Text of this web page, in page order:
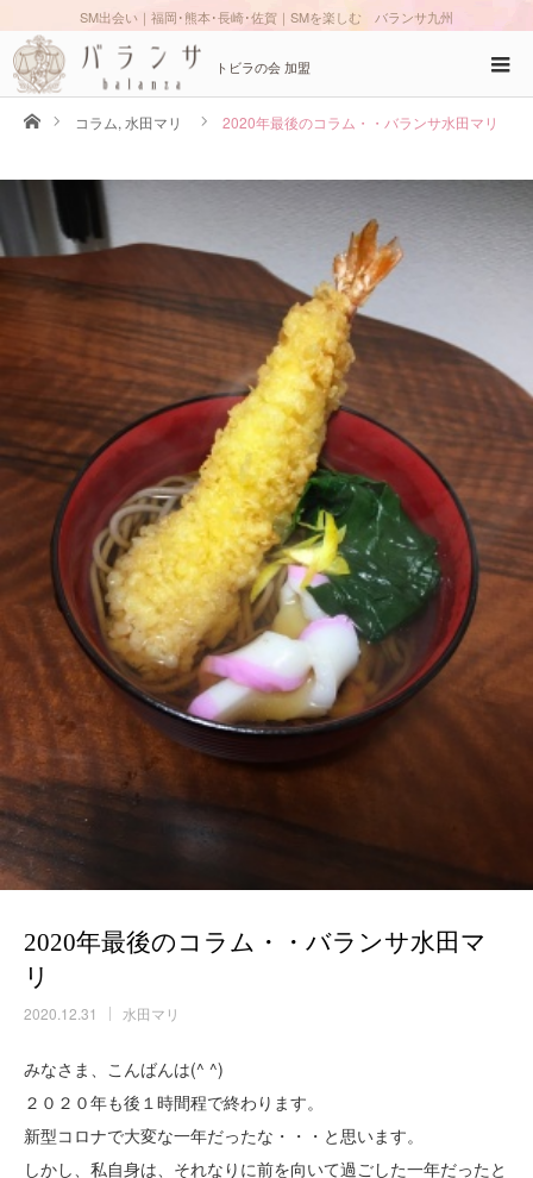
SM出会い｜福岡･熊本･長崎･佐賀｜SMを楽しむ バランサ九州
トビラの会 加盟
ホームコラム, 水田マリ 2020年最後のコラム・・バランサ水田マリ
2020年最後のコラム・・バランサ水田マ
リ
2020.12.31 水田マリ
みなさま、こんばんは(^ ^)
２０２０年も後１時間程で終わります。
新型コロナで大変な一年だったな・・・と思います。
しかし、私自身は、それなりに前を向いて過ごした一年だったと